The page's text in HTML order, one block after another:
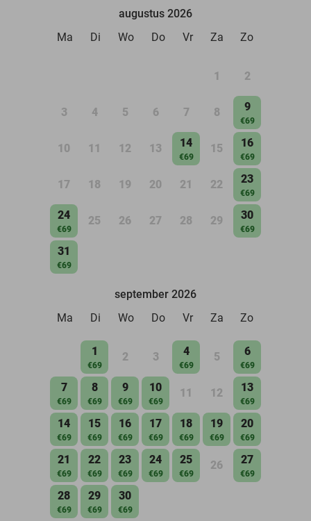
augustus 2026
Ma
Di Wo Do Vr Za Zo
1 2
3 4 5 6 7 8 9
€69
10 11 12 13 14
€69
15 16
€69
17 18 19 20 21 22 23
€69
24
€69
25 26 27 28 29 30
€69
31
€69
september 2026
Ma
Di Wo Do Vr Za Zo
1
€69
2 3 4
€69
5 6
€69
7
€69
8
€69
9
€69
10
€69
11 12 13
€69
14
€69
15
€69
16
€69
17
€69
18
€69
19
€69
20
€69
21
€69
22
€69
23
€69
24
€69
25
€69
26 27
€69
28
€69
29
€69
30
€69